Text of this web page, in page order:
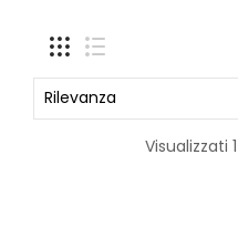
Rilevanza
Visualizzati